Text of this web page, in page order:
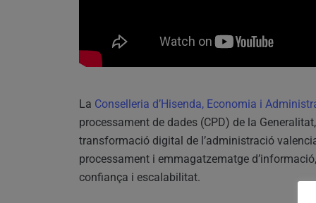
La Conselleria d’Hisenda, Economia i
processament de dades (CPD) de la
transformació digital de l’administració
processament i emmagatzematge
confiança i escalabilitat.